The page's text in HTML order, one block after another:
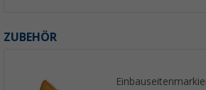
ZUBEHÖR